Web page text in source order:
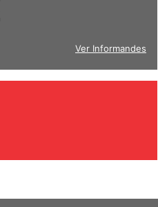
Ver Informandes